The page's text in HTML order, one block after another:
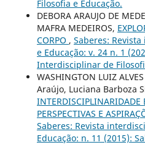
Filosofia e Educação.
DEBORA ARAUJO DE
MAFRA MEDEIROS,
CORPO , Saberes:
e Educação: v. 24 n. 1
Interdisciplinar de
WASHINGTON LUIZ
Araújo, Luciana Barboza
INTERDISCIPLINARIDADE
PERSPECTIVAS E
Saberes: Revista
Educação: n. 11 (2015):